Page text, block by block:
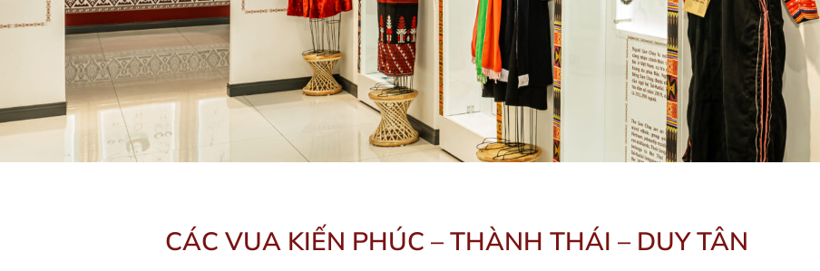
CÁC VUA KIẾN PHÚC – THÀNH THÁI – DUY TÂN